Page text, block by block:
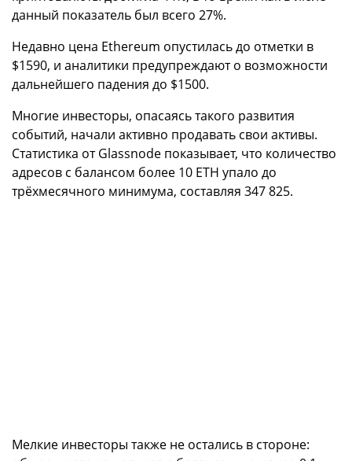
данный показатель был всего 27%.
Недавно цена Ethereum опустилась до отметки в
$1590, и аналитики предупреждают о возможности
дальнейшего падения до $1500.
Многие инвесторы, опасаясь такого развития
событий, начали активно продавать свои активы.
Статистика от Glassnode показывает, что количество
адресов с балансом более 10 ETH упало до
трёхмесячного минимума, составляя 347 825.
Мелкие инвесторы также не остались в стороне: